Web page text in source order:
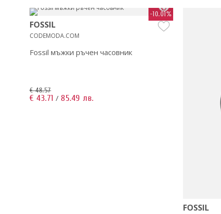
-10.01%
FOSSIL
CODEMODA.COM
Fossil мъжки ръчен часовник
€ 48.57
€ 43.71 / 85.49 лв.
FOSSIL